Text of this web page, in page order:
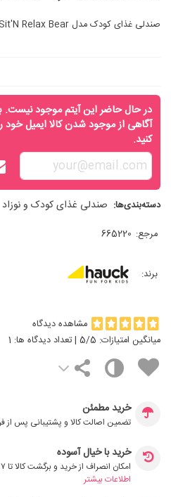
صندلی غذای کودک مدل Sit'N Relax Bear برند Hauck
در حال حاضر این آیتم موجود نیست.
آگاهی از موجود شدن کالا ایمیل خود
کنید.
دسته‌بندی‌ها: صندلی غذای کودک و نوزاد
مرجع: 665220
برند:
مشاهده دیدگاه
میانگین امتیازات:
5/5 | تعداد دیدگاه ها: 1
خرید مطمئن
تضمین اصالت کالا و پشتیبانی پس از
خرید با خیال آسوده
امکان انصراف از خرید و برگشت کالا تا ۷ روز
اطلاعات بیشتر